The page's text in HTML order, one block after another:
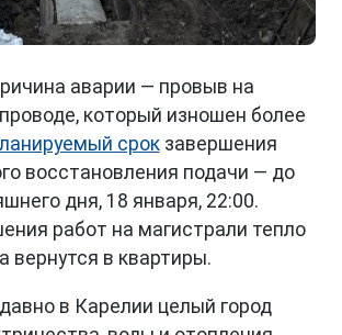
аварии — провыв на
который изношен более
срокзавершения
восстановления подачи — до
дня, 18 января, 22:00.
работ на магистрали тепло
вернутся в квартиры.
в Карелии целый город